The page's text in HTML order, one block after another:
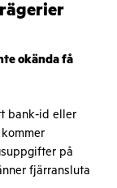
okända få
bank-id eller
på
fjärransluta